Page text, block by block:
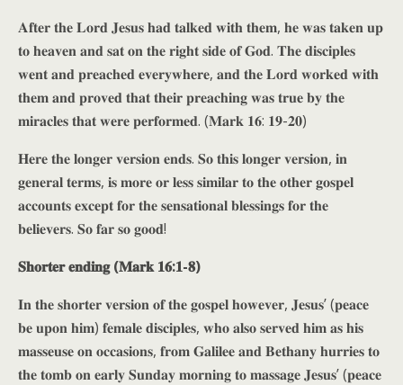
𝐀𝐟𝐭𝐞𝐫 𝐭𝐡𝐞 𝐋𝐨𝐫𝐝 𝐉𝐞𝐬𝐮𝐬 𝐡𝐚𝐝 𝐭𝐚𝐥𝐤𝐞𝐝 𝐰𝐢𝐭𝐡 𝐭𝐡𝐞𝐦, 𝐡𝐞 𝐰𝐚𝐬 𝐭𝐚𝐤𝐞𝐧 𝐮𝐩
𝐭𝐨 𝐡𝐞𝐚𝐯𝐞𝐧 𝐚𝐧𝐝 𝐬𝐚𝐭 𝐨𝐧 𝐭𝐡𝐞 𝐫𝐢𝐠𝐡𝐭 𝐬𝐢𝐝𝐞 𝐨𝐟 𝐆𝐨𝐝. 𝐓𝐡𝐞 𝐝𝐢𝐬𝐜𝐢𝐩𝐥𝐞𝐬
𝐰𝐞𝐧𝐭 𝐚𝐧𝐝 𝐩𝐫𝐞𝐚𝐜𝐡𝐞𝐝 𝐞𝐯𝐞𝐫𝐲𝐰𝐡𝐞𝐫𝐞, 𝐚𝐧𝐝 𝐭𝐡𝐞 𝐋𝐨𝐫𝐝 𝐰𝐨𝐫𝐤𝐞𝐝 𝐰𝐢𝐭𝐡
𝐭𝐡𝐞𝐦 𝐚𝐧𝐝 𝐩𝐫𝐨𝐯𝐞𝐝 𝐭𝐡𝐚𝐭 𝐭𝐡𝐞𝐢𝐫 𝐩𝐫𝐞𝐚𝐜𝐡𝐢𝐧𝐠 𝐰𝐚𝐬 𝐭𝐫𝐮𝐞 𝐛𝐲 𝐭𝐡𝐞
𝐦𝐢𝐫𝐚𝐜𝐥𝐞𝐬 𝐭𝐡𝐚𝐭 𝐰𝐞𝐫𝐞 𝐩𝐞𝐫𝐟𝐨𝐫𝐦𝐞𝐝. (𝐌𝐚𝐫𝐤 𝟏𝟔: 𝟏𝟗-𝟐𝟎)
𝐇𝐞𝐫𝐞 𝐭𝐡𝐞 𝐥𝐨𝐧𝐠𝐞𝐫 𝐯𝐞𝐫𝐬𝐢𝐨𝐧 𝐞𝐧𝐝𝐬. 𝐒𝐨 𝐭𝐡𝐢𝐬 𝐥𝐨𝐧𝐠𝐞𝐫 𝐯𝐞𝐫𝐬𝐢𝐨𝐧, 𝐢𝐧
𝐠𝐞𝐧𝐞𝐫𝐚𝐥 𝐭𝐞𝐫𝐦𝐬, 𝐢𝐬 𝐦𝐨𝐫𝐞 𝐨𝐫 𝐥𝐞𝐬𝐬 𝐬𝐢𝐦𝐢𝐥𝐚𝐫 𝐭𝐨 𝐭𝐡𝐞 𝐨𝐭𝐡𝐞𝐫 𝐠𝐨𝐬𝐩𝐞𝐥
𝐚𝐜𝐜𝐨𝐮𝐧𝐭𝐬 𝐞𝐱𝐜𝐞𝐩𝐭 𝐟𝐨𝐫 𝐭𝐡𝐞 𝐬𝐞𝐧𝐬𝐚𝐭𝐢𝐨𝐧𝐚𝐥 𝐛𝐥𝐞𝐬𝐬𝐢𝐧𝐠𝐬 𝐟𝐨𝐫 𝐭𝐡𝐞
𝐛𝐞𝐥𝐢𝐞𝐯𝐞𝐫𝐬. 𝐒𝐨 𝐟𝐚𝐫 𝐬𝐨 𝐠𝐨𝐨𝐝!
𝐒𝐡𝐨𝐫𝐭𝐞𝐫 𝐞𝐧𝐝𝐢𝐧𝐠 (𝐌𝐚𝐫𝐤 𝟏𝟔:𝟏-𝟖)
𝐈𝐧 𝐭𝐡𝐞 𝐬𝐡𝐨𝐫𝐭𝐞𝐫 𝐯𝐞𝐫𝐬𝐢𝐨𝐧 𝐨𝐟 𝐭𝐡𝐞 𝐠𝐨𝐬𝐩𝐞𝐥 𝐡𝐨𝐰𝐞𝐯𝐞𝐫, 𝐉𝐞𝐬𝐮𝐬’ (𝐩𝐞𝐚𝐜𝐞
𝐛𝐞 𝐮𝐩𝐨𝐧 𝐡𝐢𝐦) 𝐟𝐞𝐦𝐚𝐥𝐞 𝐝𝐢𝐬𝐜𝐢𝐩𝐥𝐞𝐬, 𝐰𝐡𝐨 𝐚𝐥𝐬𝐨 𝐬𝐞𝐫𝐯𝐞𝐝 𝐡𝐢𝐦 𝐚𝐬 𝐡𝐢𝐬
𝐦𝐚𝐬𝐬𝐞𝐮𝐬𝐞 𝐨𝐧 𝐨𝐜𝐜𝐚𝐬𝐢𝐨𝐧𝐬, 𝐟𝐫𝐨𝐦 𝐆𝐚𝐥𝐢𝐥𝐞𝐞 𝐚𝐧𝐝 𝐁𝐞𝐭𝐡𝐚𝐧𝐲 𝐡𝐮𝐫𝐫𝐢𝐞𝐬 𝐭𝐨
𝐭𝐡𝐞 𝐭𝐨𝐦𝐛 𝐨𝐧 𝐞𝐚𝐫𝐥𝐲 𝐒𝐮𝐧𝐝𝐚𝐲 𝐦𝐨𝐫𝐧𝐢𝐧𝐠 𝐭𝐨 𝐦𝐚𝐬𝐬𝐚𝐠𝐞 𝐉𝐞𝐬𝐮𝐬’ (𝐩𝐞𝐚𝐜𝐞